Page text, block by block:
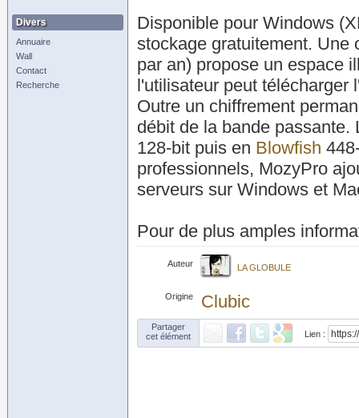
Divers
Annuaire
Wall
Contact
Recherche
Disponible pour Windows
stockage gratuitement. Une
par an) propose un espace
l'utilisateur peut télécharger
Outre un chiffrement
débit de la bande
128-bit puis en Blowfish
professionnels, MozyPro
serveurs sur Windows et
Pour de plus amples
Auteur LA GLOBULE
Origine Clubic
Partager
cet élément
Lien :